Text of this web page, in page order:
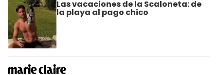
Las vacaciones de la Scaloneta: de
la playa al pago chico